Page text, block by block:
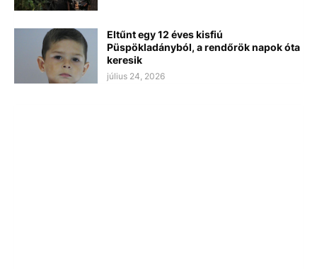
Eltűnt egy 12 éves kisfiú
Püspökladányból, a rendőrök napok óta
keresik
július 24, 2026